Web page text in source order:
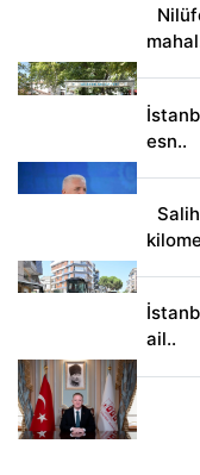
esn..
ail..